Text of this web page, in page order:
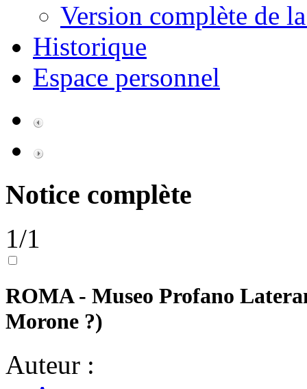
Version complète de
Historique
Espace personnel
Notice complète
1/1
ROMA - Museo Profano
Morone ?)
Auteur :